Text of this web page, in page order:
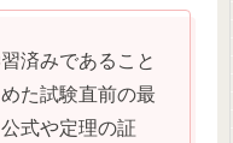
済みであること
た試験直前の最
式や定理の証